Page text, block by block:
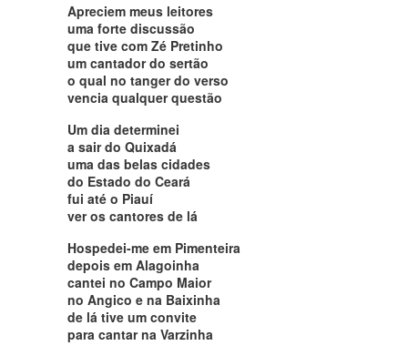
Apreciem meus leitores
uma forte discussão
que tive com Zé Pretinho
um cantador do sertão
o qual no tanger do verso
vencia qualquer questão
Um dia determinei
a sair do Quixadá
uma das belas cidades
do Estado do Ceará
fui até o Piauí
ver os cantores de lá
Hospedei-me em Pimenteira
depois em Alagoinha
cantei no Campo Maior
no Angico e na Baixinha
de lá tive um convite
para cantar na Varzinha